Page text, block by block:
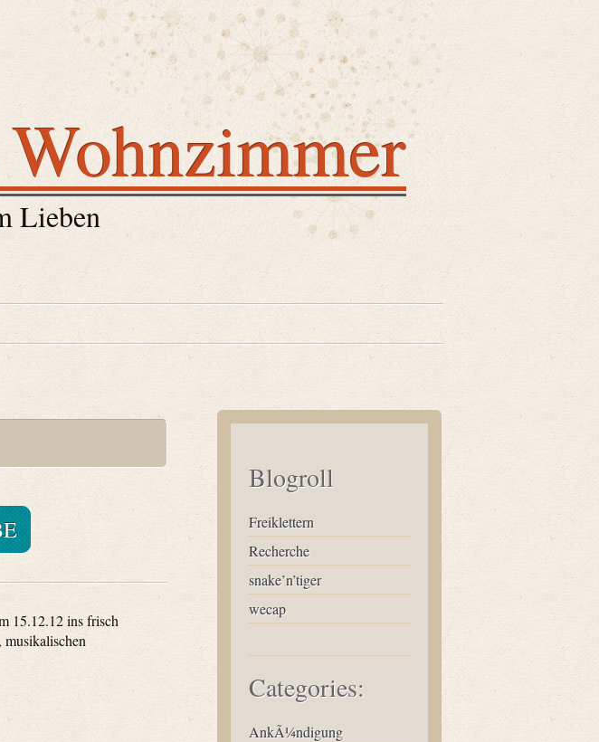
Lieben
15.12.12 ins frisch
Blogroll
Freiklettern
Recherche
snake’n’tiger
wecap
Categories:
AnkÃ¼ndigung